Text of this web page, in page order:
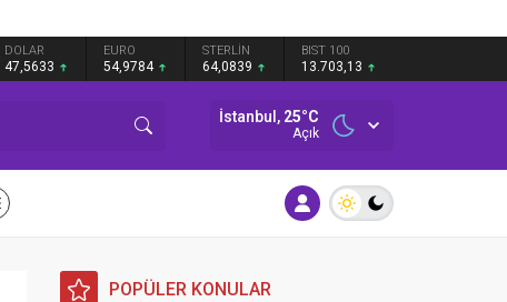
DOLAR
47,5633
EURO
54,9784
STERLİN
64,0839
BIST 100
13.703,13
İstanbul, 25°C
Açık
POPÜLER KONULAR